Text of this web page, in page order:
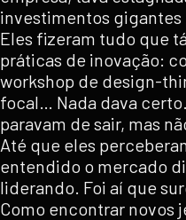
investimentos gigantes
Eles fizeram tudo que
práticas de inovação:
workshop de design-
focal… Nada dava
paravam de sair, mas
Até que eles
entendido o mercado
liderando. Foi aí que
Como encontrar novos